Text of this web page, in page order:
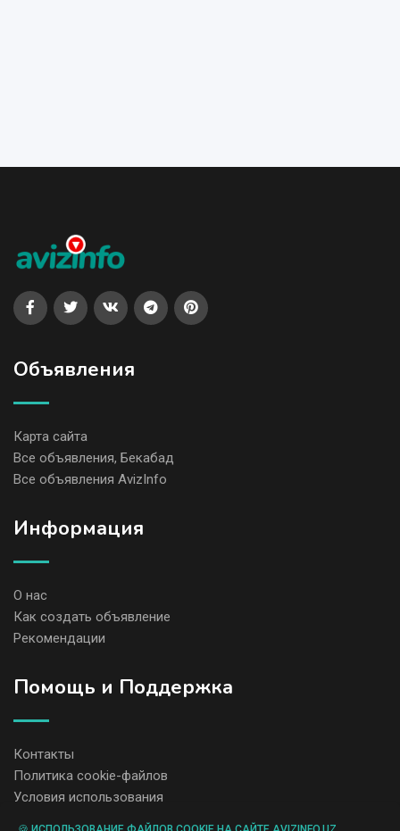
Объявления
Карта сайта
Все объявления, Бекабад
Все объявления AvizInfo
Информация
О нас
Как создать объявление
Рекомендации
Помощь и Поддержка
Контакты
Политика cookie-файлов
Условия использования